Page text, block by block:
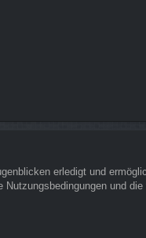
erledigt und
und